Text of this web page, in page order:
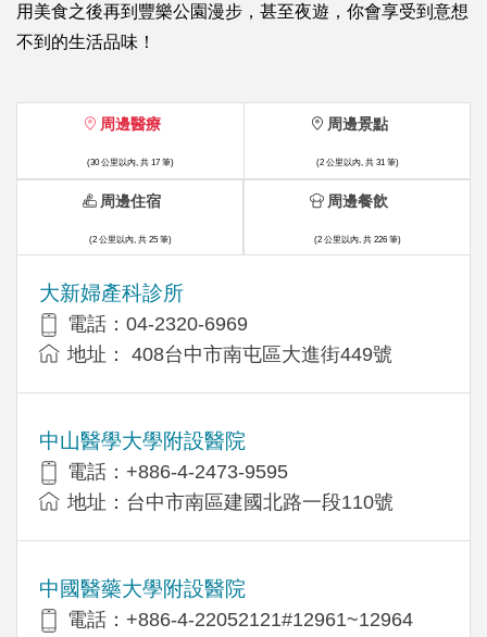
用美食之後再到豐樂公園漫步，甚至夜遊，你會享受到意想
不到的生活品味！
周邊醫療
(30 公里以內, 共 17 筆)
大新婦產科診所
電話：04-2320-6969
地址： 408台中市南屯區大進街449號
中山醫學大學附設醫院
電話：+886-4-2473-9595
地址：台中市南區建國北路一段110號
中國醫藥大學附設醫院
電話：+886-4-22052121#12961~12964
周邊景點
(2 公里以內, 共 31 筆)
周邊住宿
(2 公里以內, 共 25 筆)
周邊餐飲
(2 公里以內, 共 226 筆)